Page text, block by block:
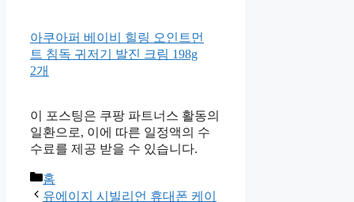
오케이마스크초소형 돌전아기
숨쉬기편한 엄마 아이 찾는 찰
떡 새부리형 먼지 비말 차단 60
아쿠아퍼 베이비 힐링 오인트먼
2개